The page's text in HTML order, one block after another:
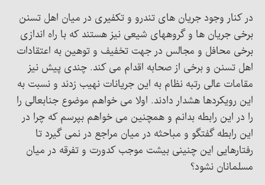
در کنار وجود جریان های تندرو و تکفیری در میان اهل تسنن
برخی جریان ها و گروههای شیعی نیز هستند که با راه اندازی
برخی محافل و مجالس در جهت تخفیف و توهین به اعتقادات
اهل تسنن و برخی از صحابه اقدام می کند. چندی پیش نیز
مقامات عالی رتبه نظام به این جریانات نهیب زدند و نسبت به
این رویکردها هشدار دادند. اولا می خواهم موضوع جنابعالی را
را در این رابطه بدانم و همچنین می خواهم بپرسم که چرا در
این رابطه گفتگو و مباحثه در میان مراجع در نمی گیرد تا
رفتارهایی این چنینی بیشت موجب کدورت و تفرقه در میان
مسلمانان نشود؟